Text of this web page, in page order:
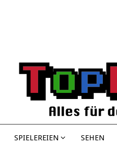
SPIELEREIEN SEHEN